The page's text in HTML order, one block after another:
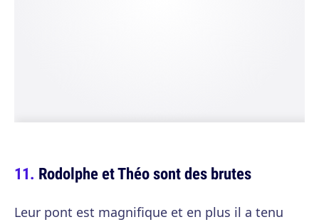
Rodolphe et Théo sont des brutes
Leur pont est magnifique et en plus il a tenu